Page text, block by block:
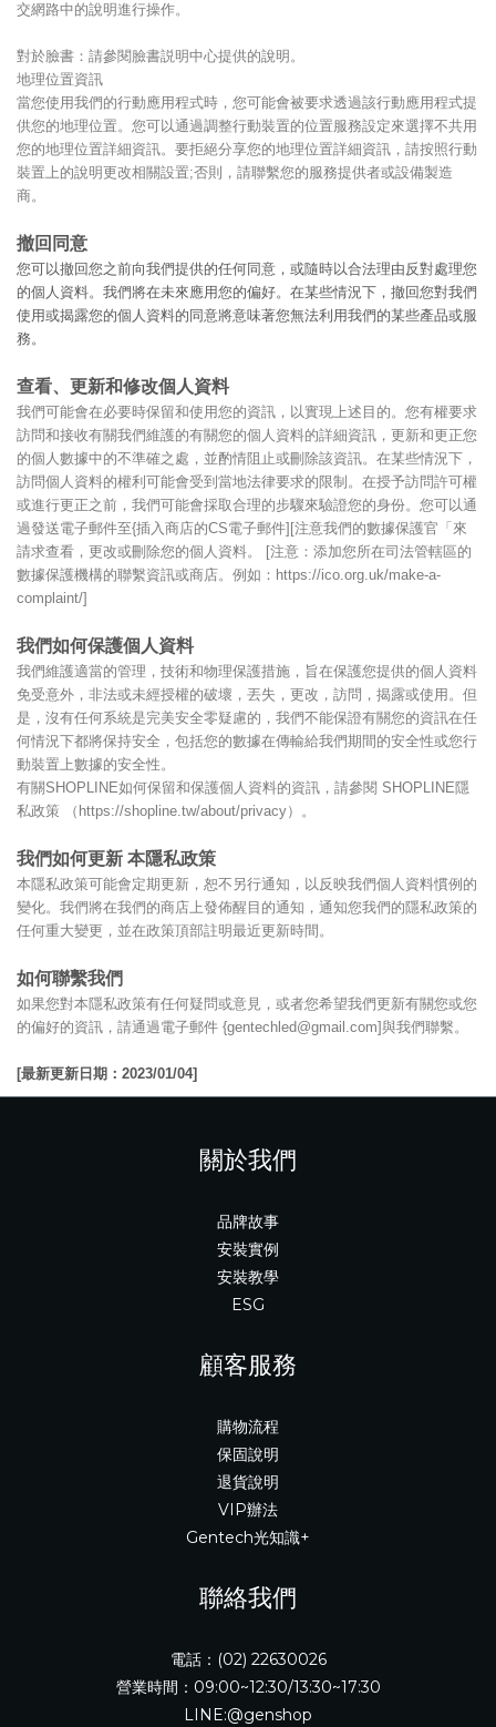
交網路中的說明進行操作。
對於臉書：請參閱臉書説明中心提供的說明。
地理位置資訊
當您使用我們的行動應用程式時，您可能會被要求透過該行動應用程式提
供您的地理位置。您可以通過調整行動裝置的位置服務設定來選擇不共用
您的地理位置詳細資訊。要拒絕分享您的地理位置詳細資訊，請按照行動
裝置上的說明更改相關設置;否則，請聯繫您的服務提供者或設備製造
商。
撤回同意
您可以撤回您之前向我們提供的任何同意，或隨時以合法理由反對處理您
的個人資料。我們將在未來應用您的偏好。在某些情況下，撤回您對我們
使用或揭露您的個人資料的同意將意味著您無法利用我們的某些產品或服
務。
查看、更新和修改個人資料
我們可能會在必要時保留和使用您的資訊，以實現上述目的。您有權要求
訪問和接收有關我們維護的有關您的個人資料的詳細資訊，更新和更正您
的個人數據中的不準確之處，並酌情阻止或刪除該資訊。在某些情況下，
訪問個人資料的權利可能會受到當地法律要求的限制。在授予訪問許可權
或進行更正之前，我們可能會採取合理的步驟來驗證您的身份。您可以通
過發送電子郵件至{插入商店的CS電子郵件][注意我們的數據保護官「來
請求查看，更改或刪除您的個人資料。 [注意：添加您所在司法管轄區的
數據保護機構的聯繫資訊或商店。例如：https://ico.org.uk/make-a-
complaint/]
我們如何保護個人資料
我們維護適當的管理，技術和物理保護措施，旨在保護您提供的個人資料
免受意外，非法或未經授權的破壞，丟失，更改，訪問，揭露或使用。但
是，沒有任何系統是完美安全零疑慮的，我們不能保證有關您的資訊在任
何情況下都將保持安全，包括您的數據在傳輸給我們期間的安全性或您行
動裝置上數據的安全性。
有關SHOPLINE如何保留和保護個人資料的資訊，請參閱 SHOPLINE隱
私政策 （https://shopline.tw/about/privacy）。
我們如何更新 本隱私政策
本隱私政策可能會定期更新，恕不另行通知，以反映我們個人資料慣例的
變化。我們將在我們的商店上發佈醒目的通知，通知您我們的隱私政策的
任何重大變更，並在政策頂部註明最近更新時間。
如何聯繫我們
如果您對本隱私政策有任何疑問或意見，或者您希望我們更新有關您或您
的偏好的資訊，請通過電子郵件 {gentechled@gmail.com]與我們聯繫。
[最新更新日期：2023/01/04]
關於我們
品牌故事
安裝實例
安裝教學
ESG
顧客服務
購物流程
保固說明
退貨說明
VIP辦法
Gentech光知識+
聯絡我們
電話：(02) 22630026
營業時間：09:00~12:30/13:30~17:30
LINE:@genshop